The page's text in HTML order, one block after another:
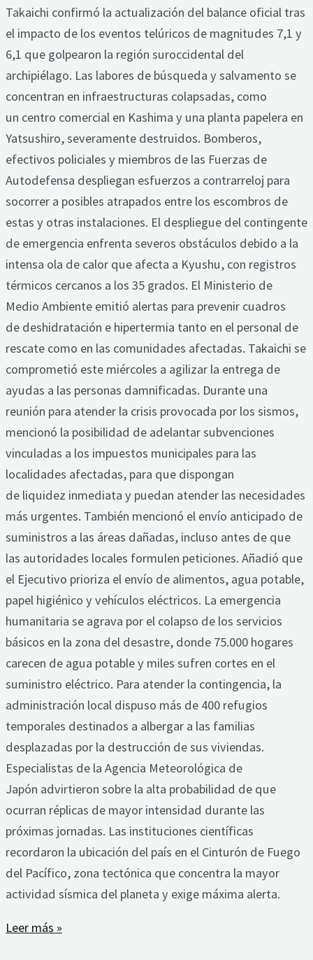
Takaichi confirmó la actualización del balance oficial tras
el impacto de los eventos telúricos de magnitudes 7,1 y
6,1 que golpearon la región suroccidental del
archipiélago. Las labores de búsqueda y salvamento se
concentran en infraestructuras colapsadas, como
un centro comercial en Kashima y una planta papelera en
Yatsushiro, severamente destruidos. Bomberos,
efectivos policiales y miembros de las Fuerzas de
Autodefensa despliegan esfuerzos a contrarreloj para
socorrer a posibles atrapados entre los escombros de
estas y otras instalaciones. El despliegue del contingente
de emergencia enfrenta severos obstáculos debido a la
intensa ola de calor que afecta a Kyushu, con registros
térmicos cercanos a los 35 grados. El Ministerio de
Medio Ambiente emitió alertas para prevenir cuadros
de deshidratación e hipertermia tanto en el personal de
rescate como en las comunidades afectadas. Takaichi se
comprometió este miércoles a agilizar la entrega de
ayudas a las personas damnificadas. Durante una
reunión para atender la crisis provocada por los sismos,
mencionó la posibilidad de adelantar subvenciones
vinculadas a los impuestos municipales para las
localidades afectadas, para que dispongan
de liquidez inmediata y puedan atender las necesidades
más urgentes. También mencionó el envío anticipado de
suministros a las áreas dañadas, incluso antes de que
las autoridades locales formulen peticiones. Añadió que
el Ejecutivo prioriza el envío de alimentos, agua potable,
papel higiénico y vehículos eléctricos. La emergencia
humanitaria se agrava por el colapso de los servicios
básicos en la zona del desastre, donde 75.000 hogares
carecen de agua potable y miles sufren cortes en el
suministro eléctrico. Para atender la contingencia, la
administración local dispuso más de 400 refugios
temporales destinados a albergar a las familias
desplazadas por la destrucción de sus viviendas.
Especialistas de la Agencia Meteorológica de
Japón advirtieron sobre la alta probabilidad de que
ocurran réplicas de mayor intensidad durante las
próximas jornadas. Las instituciones científicas
recordaron la ubicación del país en el Cinturón de Fuego
del Pacífico, zona tectónica que concentra la mayor
actividad sísmica del planeta y exige máxima alerta.
Leer más »